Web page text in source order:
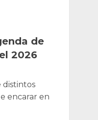
de
2026
distintos
encarar en